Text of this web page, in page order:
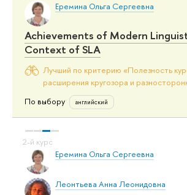
Еремина Ольга Сергеевна
Achievements of Modern
Context of SLA
Лучший по критерию «Полезность
расширения кругозора и
По выбору
английский
Еремина Ольга Сергеевна
Леонтьева Анна Леонидовна